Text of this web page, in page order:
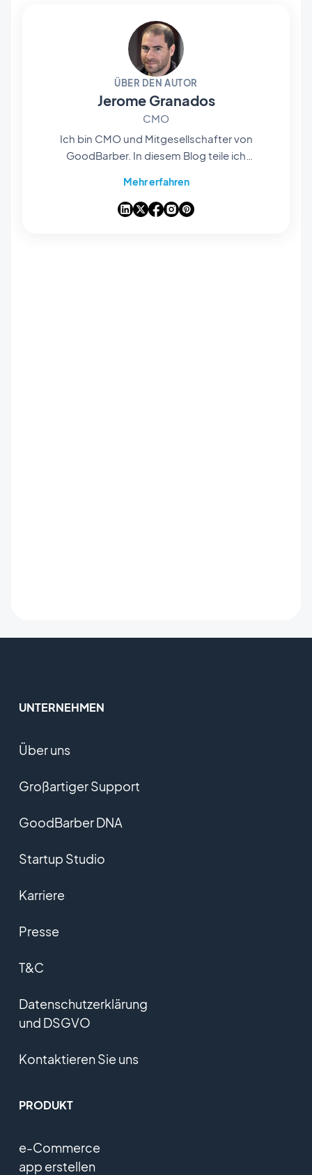
ÜBER DEN AUTOR
Jerome Granados
CMO
Ich bin CMO und Mitgesellschafter von
GoodBarber. In diesem Blog teile ich
GoodBarber herausholen können, Analysen zu
den Trends, die die Mobile- und No-Code-Welt
Mehr erfahren
UNTERNEHMEN
Über uns
Großartiger Support
GoodBarber DNA
Startup Studio
Karriere
Presse
T&C
Datenschutzerklärung
und DSGVO
Kontaktieren Sie uns
PRODUKT
e-Commerce
app erstellen